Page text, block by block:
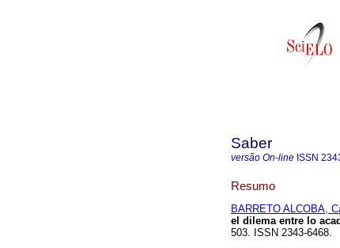
Saber
versão On-line ISSN
Resumo
BARRETO ALCOBA,
el dilema entre lo
503. ISSN 2343-6468.